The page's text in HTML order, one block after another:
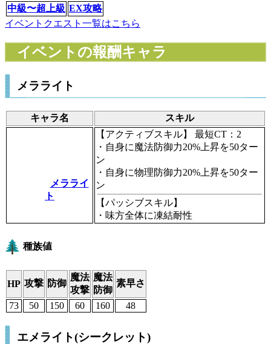
中級〜超上級 EX攻略
イベントクエスト一覧はこちら
イベントの報酬キャラ
メラライト
キャラ名 スキル
メラライ
ト
【アクティブスキル】
最短CT：2
・自身に魔法防御力20%上昇を50ター
ン
・自身に物理防御力20%上昇を50ター
ン
【パッシブスキル】
・味方全体に凍結耐性
種族値
HP 攻撃 防御
魔法
攻撃
魔法
防御
素早さ
73 50 150 60 160 48
エメライト(シークレット)